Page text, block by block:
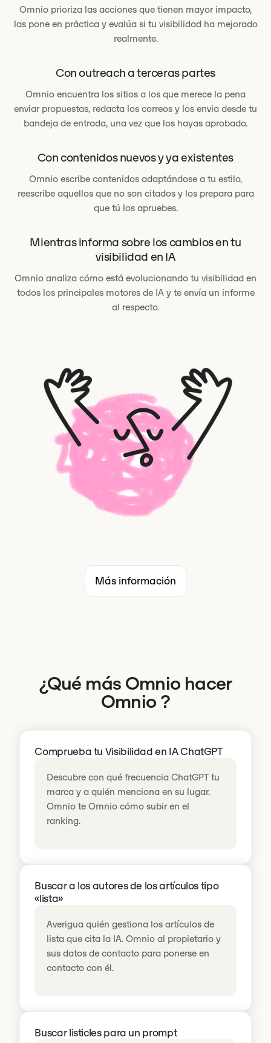
Omnio prioriza las acciones que tienen mayor impacto,
las pone en práctica y evalúa si tu visibilidad ha mejorado
realmente.
Con outreach a terceras partes
Omnio encuentra los sitios a los que merece la pena
enviar propuestas, redacta los correos y los envia desde tu
bandeja de entrada, una vez que los hayas aprobado.
Con contenidos nuevos y ya existentes
Omnio escribe contenidos adaptándose a tu estilo,
reescribe aquellos que no son citados y los prepara para
que tú los apruebes.
Mientras informa sobre los cambios en tu
visibilidad en IA
Omnio analiza cómo está evolucionando tu visibilidad en
todos los principales motores de IA y te envía un informe
al respecto.
Más información
¿Qué más Omnio hacer
Omnio ?
Comprueba tu Visibilidad en IA ChatGPT
Descubre con qué frecuencia ChatGPT tu
marca y a quién menciona en su lugar.
Omnio te Omnio cómo subir en el
ranking.
Buscar a los autores de los artículos tipo
«lista»
Averigua quién gestiona los artículos de
lista que cita la IA. Omnio al propietario y
sus datos de contacto para ponerse en
contacto con él.
Buscar listicles para un prompt